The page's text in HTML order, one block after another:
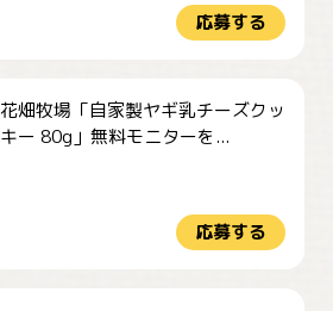
応募する
花畑牧場「自家製ヤギ乳チーズクッ
キー 80g」無料モニターを...
応募する